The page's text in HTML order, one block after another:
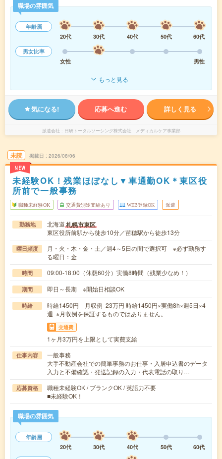
職場の雰囲気
年齢層
20代
30代 40代 50代
60代
男女比率
女性
男性
もっと見る
気になる! 応募へ進む 詳しく見る
派遣会社 日研トータルソーシング株式会社 メディカルケア事業部
未読
NEW
掲載日 2026/08/06
未経験OK！残業ほぼなし▼車通勤OK＊東区役
所前で一般事務
職種未経験OK 交通費別途支給あり WEB登録OK 派遣
勤務地 北海道札幌市東区
東区役所前駅から徒歩10分／苗穂駅から徒歩13分
曜日頻度
月・火・木・金・土／週4～5日の間で選択可 ※必ず勤務す
る曜日：金
時間 09:00-18:00（休憩60分）実働8時間（残業少なめ！）
期間 即日～長期 ※開始日相談OK
時給
時給1450円 月収例 23万円 時給1450円×実働8h×週5日×4
週 ※月収例を保証するものではありません。
交通費
1ヶ月3万円を上限として実費支給
仕事内容
一般事務
大手不動産会社での簡単事務のお仕事・入居申込書のデータ
入力と不備確認・発送記録の入力・代表電話の取り…
応募資格
職種未経験OK / ブランクOK / 英語力不要
■未経験OK！
職場の雰囲気
年齢層
20代
30代 40代 50代
60代